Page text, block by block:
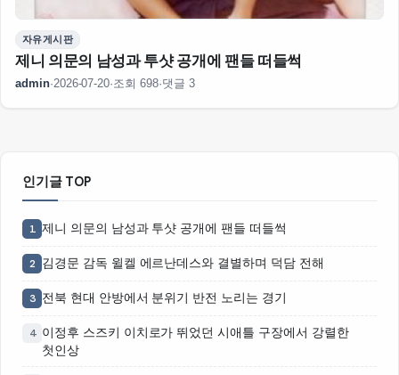
자유게시판
제니 의문의 남성과 투샷 공개에 팬들 떠들썩
admin·2026-07-20·조회 698·댓글 3
인기글 TOP
1 제니 의문의 남성과 투샷 공개에 팬들 떠들썩
2 김경문 감독 윌켈 에르난데스와 결별하며 덕담 전해
3 전북 현대 안방에서 분위기 반전 노리는 경기
4 이정후 스즈키 이치로가 뛰었던 시애틀 구장에서 강렬한
첫인상